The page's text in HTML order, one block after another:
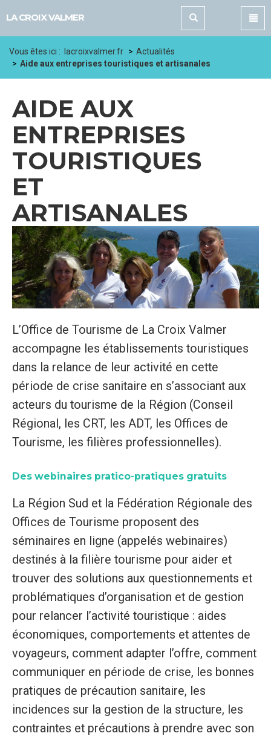
LA CROIX VALMER
Vous êtes ici : lacroixvalmer.fr
Actualités
Aide aux entreprises touristiques et artisanales
AIDE AUX
ENTREPRISES
TOURISTIQUES
ET
ARTISANALES
L’Office de Tourisme de La Croix Valmer
accompagne les établissements touristiques
dans la relance de leur activité en cette
période de crise sanitaire en s’associant aux
acteurs du tourisme de la Région (Conseil
Régional, les CRT, les ADT, les Offices de
Tourisme, les filières professionnelles).
Des webinaires pratico-pratiques gratuits
La Région Sud et la Fédération Régionale des
Offices de Tourisme proposent des
séminaires en ligne (appelés webinaires)
destinés à la filière tourisme pour aider et
trouver des solutions aux questionnements et
problématiques d’organisation et de gestion
pour relancer l’activité touristique : aides
économiques, comportements et attentes de
voyageurs, comment adapter l’offre, comment
communiquer en période de crise, les bonnes
pratiques de précaution sanitaire, les
incidences sur la gestion de la structure, les
contraintes et précautions à prendre avec son